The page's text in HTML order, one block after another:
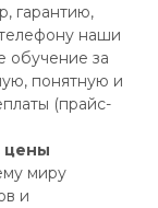
гарантию,
наши
обучение за
понятную и
(прайс-
цены
миру
и